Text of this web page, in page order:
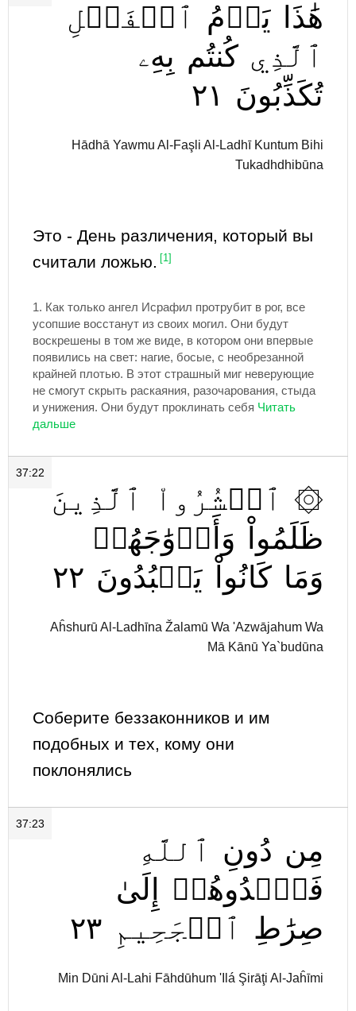
هَٰذَا يَوۡمُ ٱلۡفَصۡلِ
ٱلَّذِي كُنتُم بِهِۦ
تُكَذِّبُونَ ٢١
Hādhā Yawmu Al-Faşli Al-Ladhī Kuntum Bihi
Tukadhdhibūna
Это - День различения, который вы
считали ложью.
[1]
1. Как только ангел Исрафил протрубит в рог, все
усопшие восстанут из своих могил. Они будут
воскрешены в том же виде, в котором они впервые
появились на свет: нагие, босые, с необрезанной
крайней плотью. В этот страшный миг неверующие
не смогут скрыть раскаяния, разочарования, стыда
и унижения. Они будут проклинать себя
37:22
۞ ٱحۡشُرُواْ
ٱلَّذِينَ
ظَلَمُواْ
وَأَزۡوَٰجَهُمۡ
وَمَا كَانُواْ يَعۡبُدُونَ ٢٢
Aĥshurū Al-Ladhīna Žalamū Wa 'Azwājahum Wa
Mā Kānū Ya`budūna
Соберите беззаконников и им
подобных и тех, кому они
поклонялись
37:23
مِن دُونِ ٱللَّهِ
فَٱهۡدُوهُمۡ
إِلَىٰ
صِرَٰطِ ٱلۡجَحِيمِ ٢٣
Min Dūni Al-Lahi Fāhdūhum 'Ilá Şirāţi Al-Jaĥīmi